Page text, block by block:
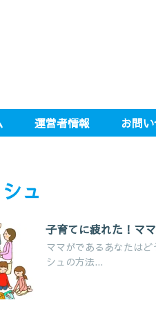
運営者情報 お問
ュ
子育てに疲れた！マ
ママがであるあなたは
シュの方法...